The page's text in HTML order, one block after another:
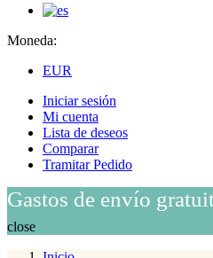
Moneda:
EUR
Iniciar sesión
Mi cuenta
Lista de deseos
Comparar
Tramitar Pedido
Gastos de envío
close